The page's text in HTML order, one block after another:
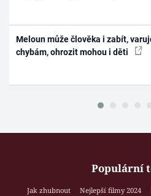
Meloun může člověka i zabít,
chybám, ohrozit mohou i děti
Populární
Jak zhubnout Nejlepší filmy 2024